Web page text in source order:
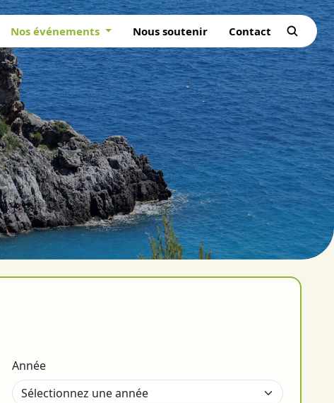
Nos événements Nous soutenir Contact
Année